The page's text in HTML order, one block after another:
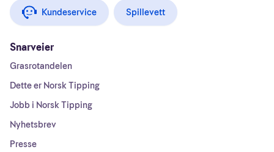
Kundeservice Spillevett
Snarveier
Grasrotandelen
Dette er Norsk Tipping
Jobb i Norsk Tipping
Nyhetsbrev
Presse